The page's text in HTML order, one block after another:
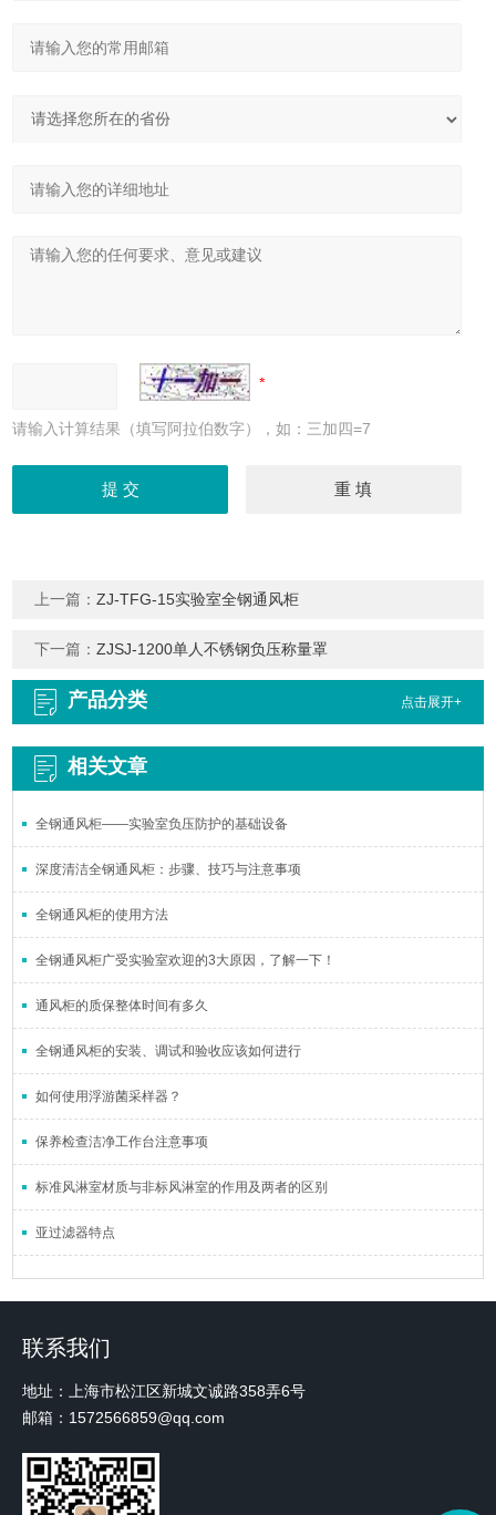
请输入计算结果（填写阿拉伯数字），如：三加四=7
上一篇：ZJ-TFG-15实验室全钢通风柜
下一篇：ZJSJ-1200单人不锈钢负压称量罩
产品分类 点击展开+
相关文章
全钢通风柜——实验室负压防护的基础设备
深度清洁全钢通风柜：步骤、技巧与注意事项
全钢通风柜的使用方法
全钢通风柜广受实验室欢迎的3大原因，了解一下！
通风柜的质保整体时间有多久
全钢通风柜的安装、调试和验收应该如何进行
如何使用浮游菌采样器？
保养检查洁净工作台注意事项
标准风淋室材质与非标风淋室的作用及两者的区别
亚过滤器特点
联系我们
地址：上海市松江区新城文诚路358弄6号
邮箱：1572566859@qq.com